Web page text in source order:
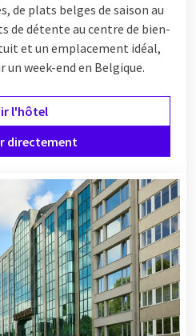
de plats belges de saison au
de détente au centre de bien-
et un emplacement idéal,
week-end en Belgique.
l'hôtel
directement